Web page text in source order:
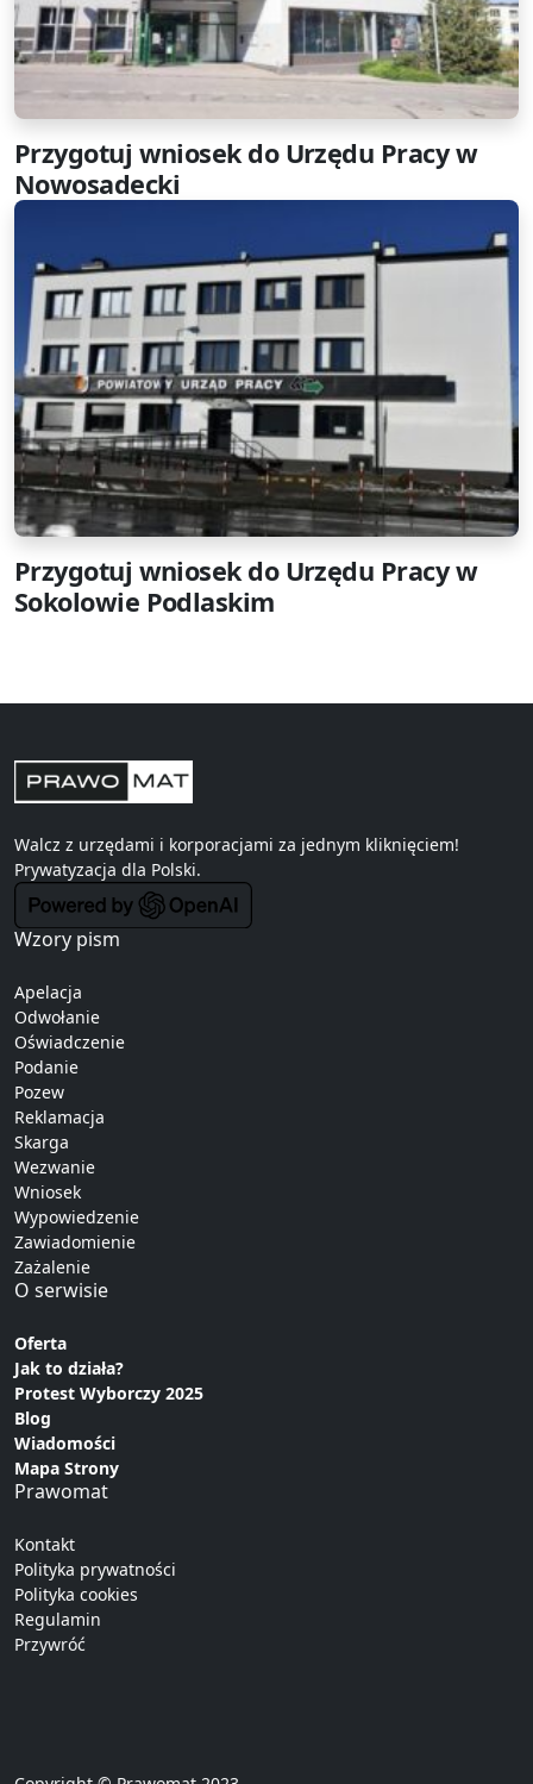
Przygotuj wniosek do Urzędu Pracy w
Nowosadecki
Przygotuj wniosek do Urzędu Pracy w
Sokolowie Podlaskim
Walcz z urzędami i korporacjami za jednym kliknięciem!
Prywatyzacja dla Polski.
Wzory pism
Apelacja
Odwołanie
Oświadczenie
Podanie
Pozew
Reklamacja
Skarga
Wezwanie
Wniosek
Wypowiedzenie
Zawiadomienie
Zażalenie
O serwisie
Oferta
Jak to działa?
Protest Wyborczy 2025
Blog
Wiadomości
Mapa Strony
Prawomat
Kontakt
Polityka prywatności
Polityka cookies
Regulamin
Przywróć